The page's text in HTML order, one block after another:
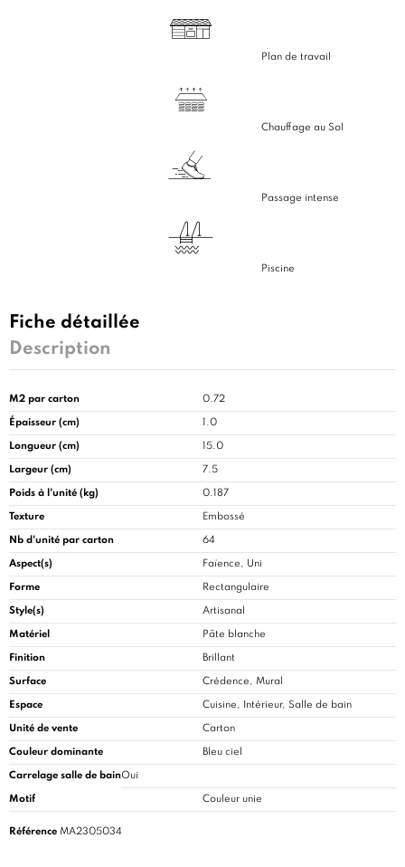
Plan de travail
Chauffage au Sol
Passage intense
Piscine
Fiche détaillée
Description
M2 par carton 0.72
Épaisseur (cm) 1.0
Longueur (cm) 15.0
Largeur (cm) 7.5
Poids à l'unité (kg) 0.187
Texture Embossé
Nb d'unité par carton 64
Aspect(s) Faïence, Uni
Forme Rectangulaire
Style(s) Artisanal
Matériel Pâte blanche
Finition Brillant
Surface Crédence, Mural
Espace Cuisine, Intérieur, Salle de bain
Unité de vente Carton
Couleur dominante Bleu ciel
Carrelage salle de bainOui
Motif Couleur unie
Référence MA2305034